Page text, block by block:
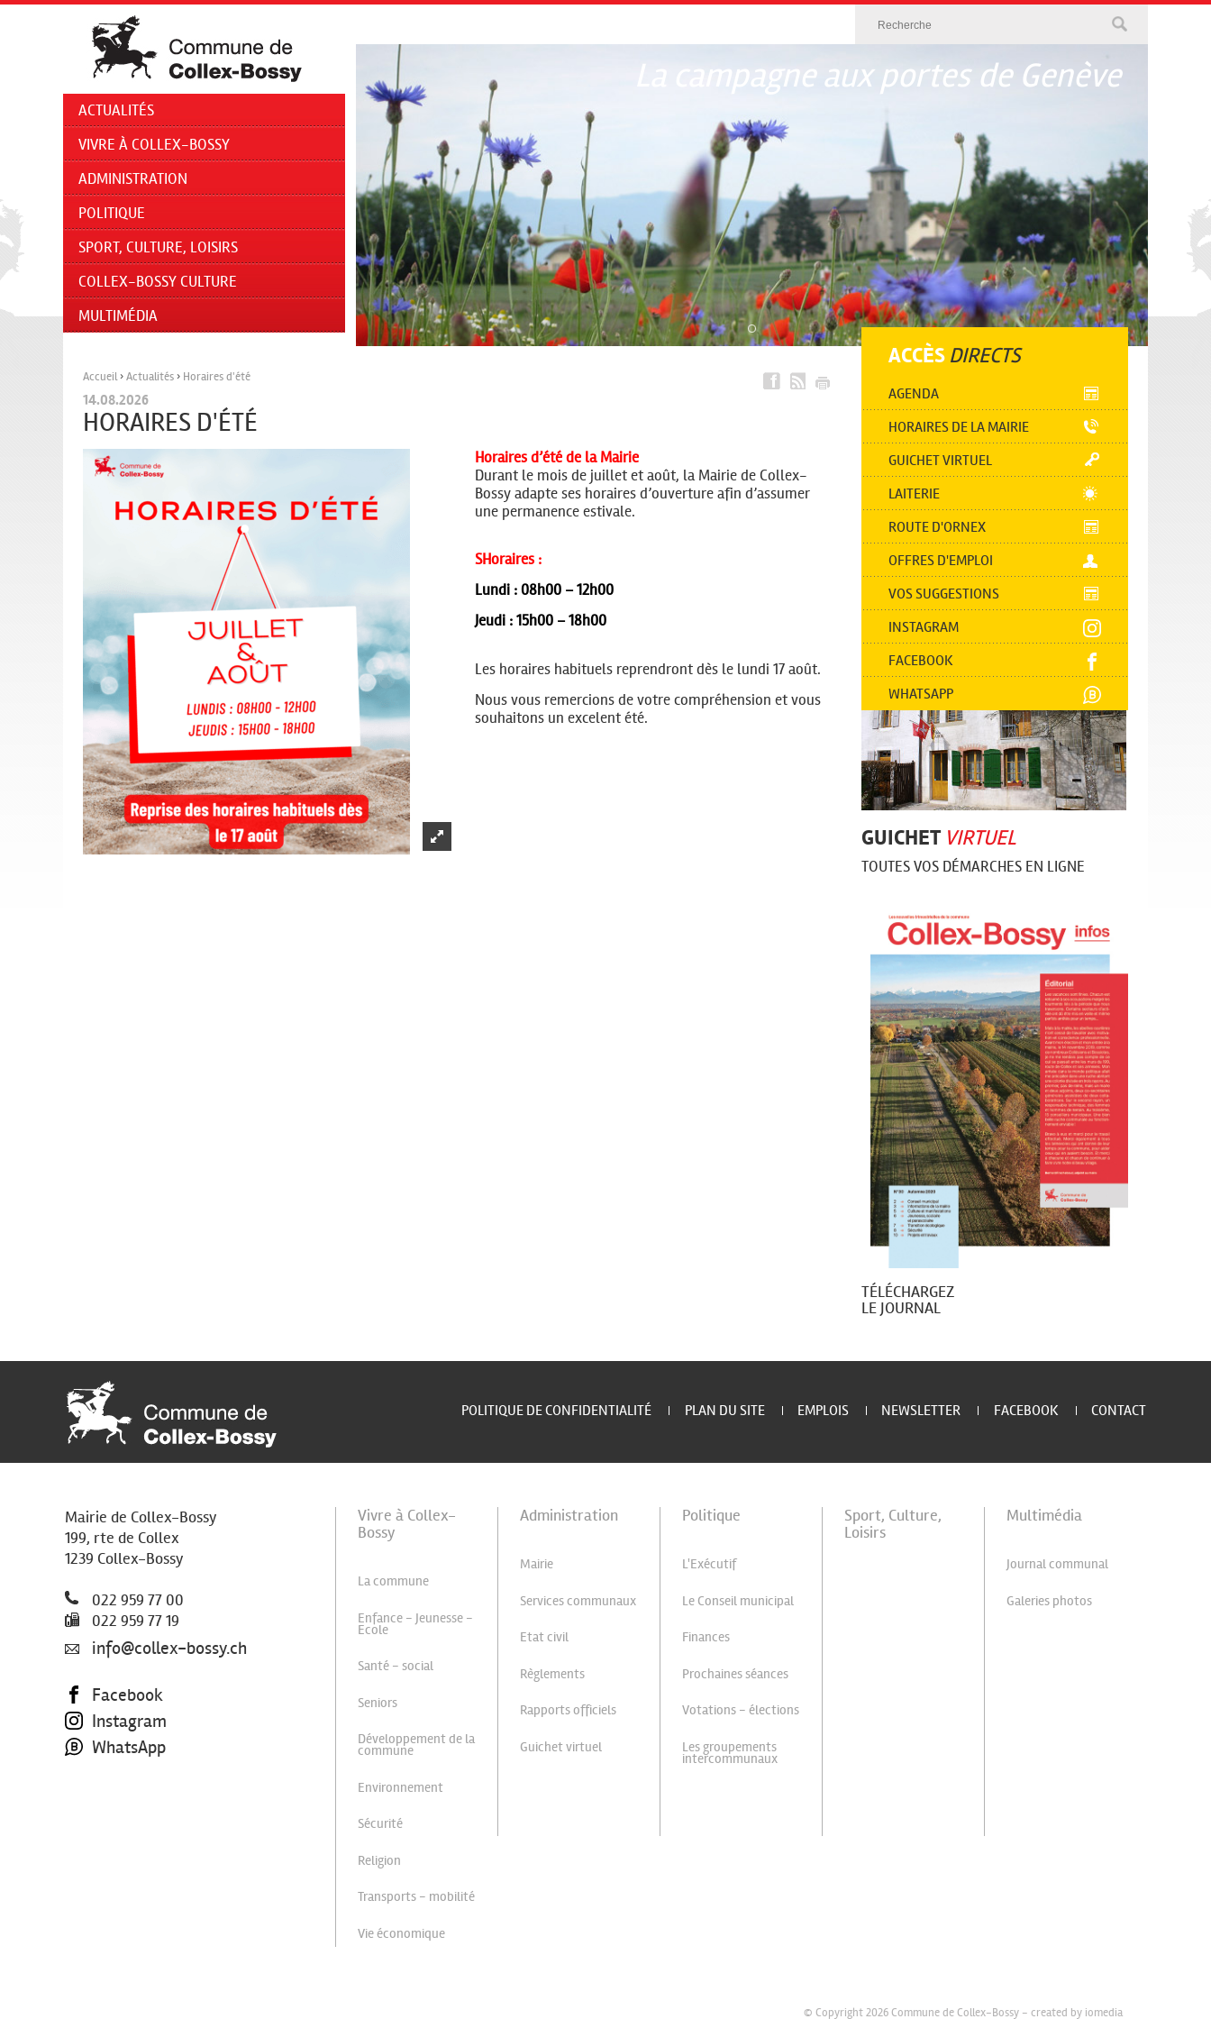
ACTUALITÉS
VIVRE À COLLEX-BOSSY
ADMINISTRATION
POLITIQUE
SPORT, CULTURE, LOISIRS
COLLEX-BOSSY CULTURE
MULTIMÉDIA
La campagne aux portes de Genève
Accueil ›Actualités › Horaires d'été
14.08.2026
HORAIRES D'ÉTÉ
Horaires d’été de la Mairie
Durant le mois de juillet et août, la Mairie de Collex-
Bossy adapte ses horaires d’ouverture afin d’assumer
une permanence estivale.
SHoraires :
Lundi : 08h00 – 12h00
Jeudi : 15h00 – 18h00
Les horaires habituels reprendront dès le lundi 17 août.
Nous vous remercions de votre compréhension et vous
souhaitons un excelent été.
ACCÈS DIRECTS
AGENDA
HORAIRES DE LA MAIRIE
GUICHET VIRTUEL
LAITERIE
ROUTE D'ORNEX
OFFRES D'EMPLOI
VOS SUGGESTIONS
INSTAGRAM
FACEBOOK
WHATSAPP
GUICHET VIRTUEL
TOUTES VOS DÉMARCHES EN LIGNE
TÉLÉCHARGEZ
LE JOURNAL
POLITIQUE DE CONFIDENTIALITÉ PLAN DU SITE EMPLOIS NEWSLETTER FACEBOOK CONTACT
Mairie de Collex-Bossy
199, rte de Collex
1239 Collex-Bossy
022 959 77 00
022 959 77 19
info@collex-bossy.ch
Facebook
Instagram
WhatsApp
Vivre à Collex-
Bossy
La commune
Enfance - Jeunesse -
Ecole
Santé - social
Seniors
Développement de la
commune
Environnement
Sécurité
Religion
Transports - mobilité
Vie économique
Administration
Mairie
Services communaux
Etat civil
Règlements
Rapports officiels
Guichet virtuel
Politique
L'Exécutif
Le Conseil municipal
Finances
Prochaines séances
Votations - élections
Les groupements
intercommunaux
Sport, Culture,
Loisirs
Multimédia
Journal communal
Galeries photos
© Copyright 2026 Commune de Collex-Bossy -created by iomedia